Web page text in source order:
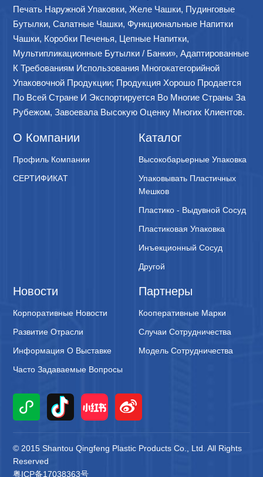
Печать Наружной Упаковки, Желе Чашки, Пудинговые
Бутылки, Салатные Чашки, Функциональные Напитки
Чашки, Коробки Печенья, Цепные Напитки,
Мультипликационные Бутылки / Банки», Адаптированные
К Требованиям Использования Многокатегорийной
Упаковочной Продукции; Продукция Хорошо Продается
По Всей Стране И Экспортируется Во Многие Страны За
Рубежом, Завоевала Высокую Оценку Многих Клиентов.
О Компании
Профиль Компании
CЕPТИФИКАT
Каталог
Высокобарьерные Упаковка
Упаковывать Пластичных
Мешков
Пластико - Выдувной Сосуд
Пластиковая Упаковка
Инъекционный Сосуд
Другой
Новости
Корпоративные Новости
Развитие Отрасли
Информация О Выставке
Часто Задаваемые Вопросы
Партнеры
Кооперативные Марки
Случаи Сотрудничества
Модель Сотрудничества
© 2015 Shantou Qingfeng Plastic Products Co., Ltd. All Rights
Reserved
粤ICP备17038363号